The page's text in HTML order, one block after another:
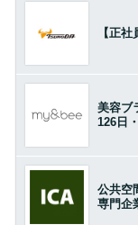
【正
美容ブ
126日
公共空
専門企